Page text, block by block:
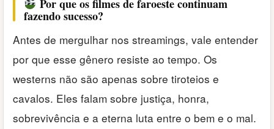
Por que os filmes de faroeste continuam
fazendo sucesso?
Antes de mergulhar nos streamings, vale entender
por que esse gênero resiste ao tempo. Os
westerns não são apenas sobre tiroteios e
cavalos. Eles falam sobre justiça, honra,
sobrevivência e a eterna luta entre o bem e o mal.